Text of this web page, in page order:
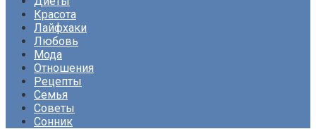
Красота
Лайфхаки
Любовь
Мода
Отношения
Рецепты
Семья
Советы
Сонник